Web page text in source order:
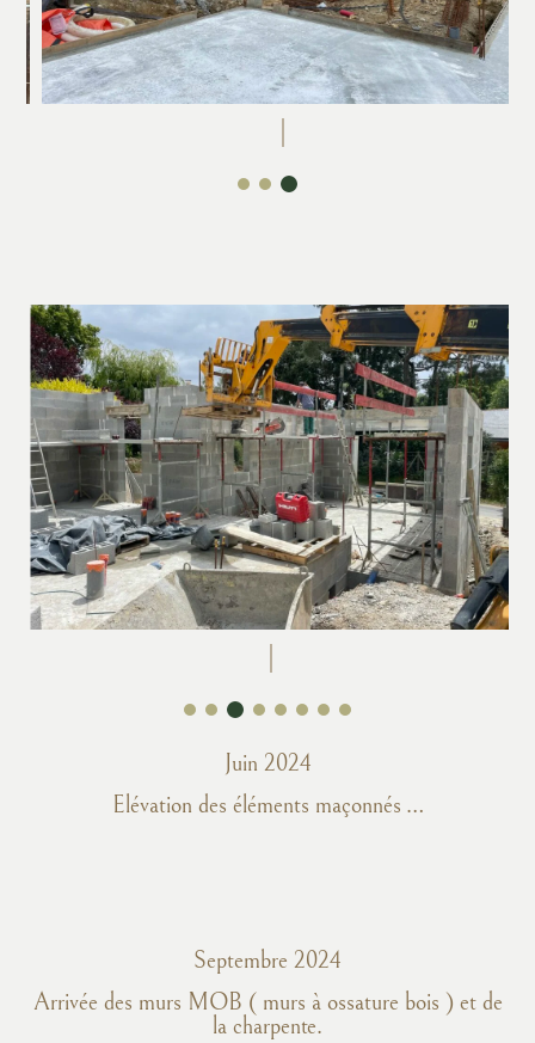
Juin 2024
Elévation des éléments maçonnés …
Septembre 2024
Arrivée des murs MOB ( murs à ossature bois ) et de
la charpente.